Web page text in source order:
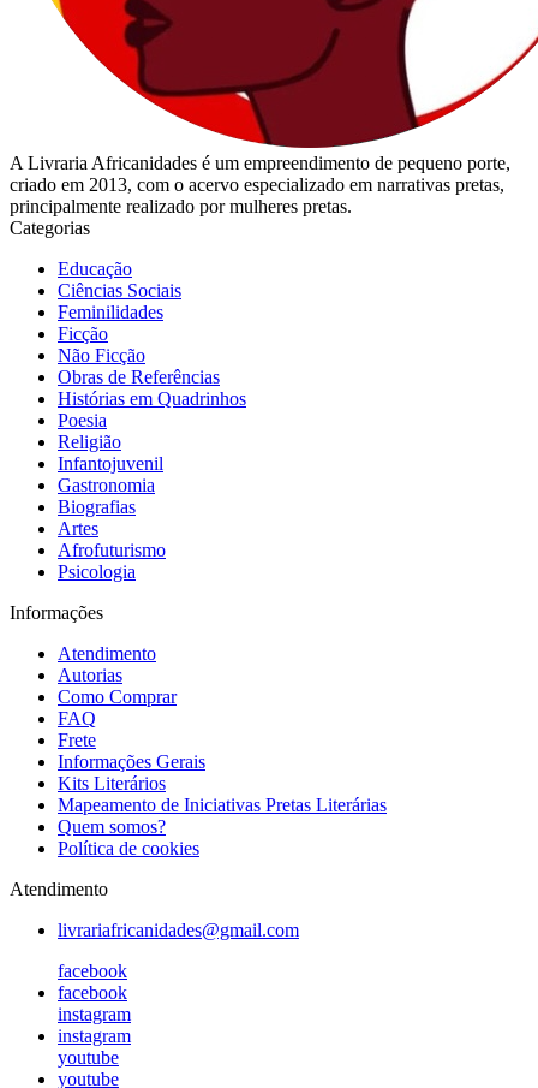
A Livraria Africanidades é um empreendimento de pequeno porte,
criado em 2013, com o acervo especializado em narrativas pretas,
principalmente realizado por mulheres pretas.
Categorias
Educação
Ciências Sociais
Feminilidades
Ficção
Não Ficção
Obras de Referências
Histórias em Quadrinhos
Poesia
Religião
Infantojuvenil
Gastronomia
Biografias
Artes
Afrofuturismo
Psicologia
Informações
Atendimento
Autorias
Como Comprar
FAQ
Frete
Informações Gerais
Kits Literários
Mapeamento de Iniciativas Pretas Literárias
Quem somos?
Política de cookies
Atendimento
livrariafricanidades@gmail.com
facebook
facebook
instagram
instagram
youtube
youtube